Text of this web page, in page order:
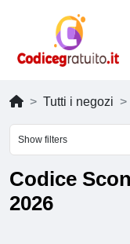
Tutti i negozi
Show filters
Codice
2026